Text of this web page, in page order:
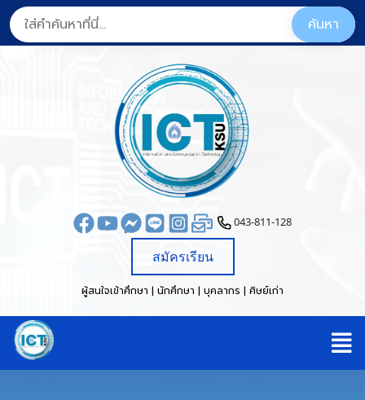
043-811-128
สมัครเรียน
ผู้สนใจเข้าศึกษา | นักศึกษา | บุคลากร | ศิษย์เก่า